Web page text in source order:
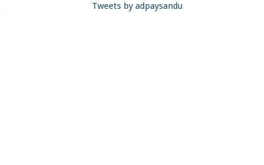
Tweets by adpaysandu